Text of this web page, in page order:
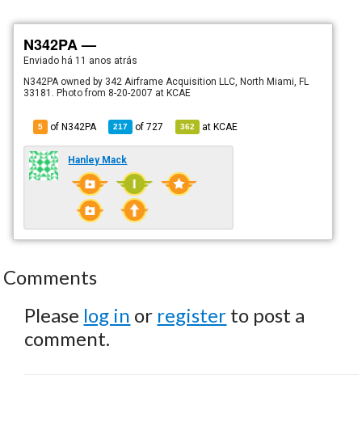
N342PA —
Enviado há 11 anos atrás
N342PA owned by 342 Airframe Acquisition LLC, North Miami, FL
33181. Photo from 8-20-2007 at KCAE
5 of N342PA 217 of727 362 atKCAE
Hanley Mack
Comments
Please log in or register to post a
comment.